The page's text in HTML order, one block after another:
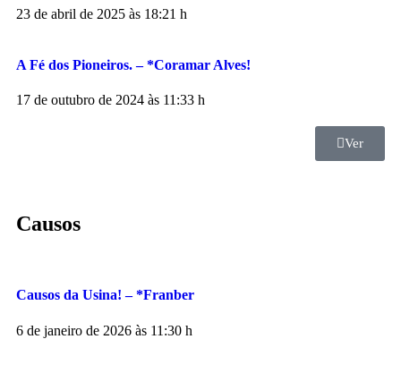
23 de abril de 2025 às 18:21 h
A Fé dos Pioneiros. – *Coramar Alves!
17 de outubro de 2024 às 11:33 h
Ver
Causos
Causos da Usina! – *Franber
6 de janeiro de 2026 às 11:30 h